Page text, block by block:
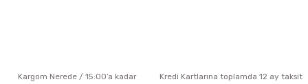
Gönder
Kargom Nerede / 15:00’a kadar
Kredi Kartlarına toplamda 12 ay taksit